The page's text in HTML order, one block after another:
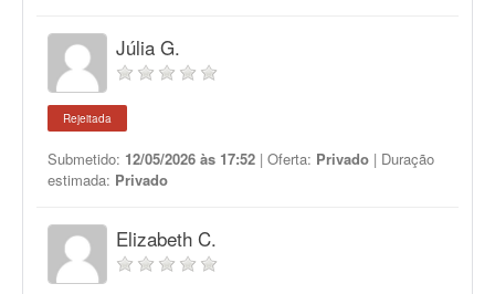
Júlia G.
Rejeitada
Submetido: 12/05/2026 às 17:52 | Oferta: Privado | Duração
estimada: Privado
Elizabeth C.